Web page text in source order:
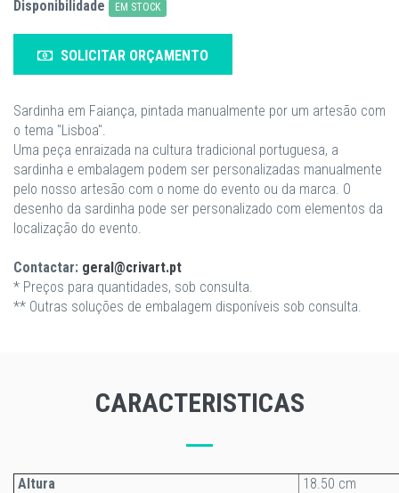
Disponibilidade EM STOCK
SOLICITAR ORÇAMENTO
Sardinha em Faiança, pintada manualmente por um artesão com
o tema "Lisboa".
Uma peça enraizada na cultura tradicional portuguesa, a
sardinha e embalagem podem ser personalizadas manualmente
pelo nosso artesão com o nome do evento ou da marca. O
desenho da sardinha pode ser personalizado com elementos da
localização do evento.
Contactar: geral@crivart.pt
* Preços para quantidades, sob consulta.
** Outras soluções de embalagem disponíveis sob consulta.
CARACTERISTICAS
Altura
18.50 cm